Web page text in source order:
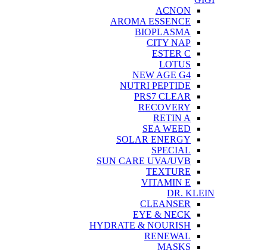
ACNON
AROMA ESSENCE
BIOPLASMA
CITY NAP
ESTER C
LOTUS
NEW AGE G4
NUTRI PEPTIDE
PRS7 CLEAR
RECOVERY
RETIN A
SEA WEED
SOLAR ENERGY
SPECIAL
SUN CARE UVA/UVB
TEXTURE
VITAMIN E
DR. KLEIN
CLEANSER
EYE & NECK
HYDRATE & NOURISH
RENEWAL
MASKS